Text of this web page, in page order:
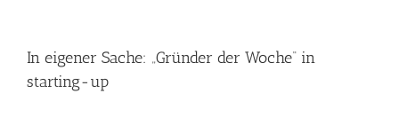
In eigener Sache: „Gründer der Woche“ in
starting-up